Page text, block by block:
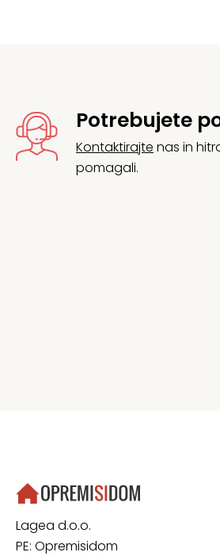
Potrebujete
Kontaktirajte nas in
pomagali.
Lagea d.o.o.
PE: Opremisidom